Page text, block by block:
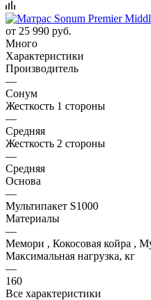
от 25 990 руб.
Много
Характеристики
Производитель
—
Сонум
Жесткость 1 стороны
—
Средняя
Жесткость 2 стороны
—
Средняя
Основа
—
Мультипакет S1000
Материалы
—
Мемори , Кокосовая койра ,
Максимальная нагрузка, кг
—
160
Все характеристики